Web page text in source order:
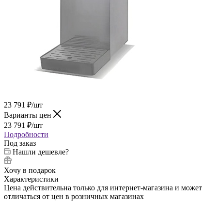
23 791 ₽/шт
Варианты цен
23 791 ₽/шт
Подробности
Под заказ
Нашли дешевле?
Хочу в подарок
Характеристики
Цена действительна только для интернет-магазина и может
отличаться от цен в розничных магазинах